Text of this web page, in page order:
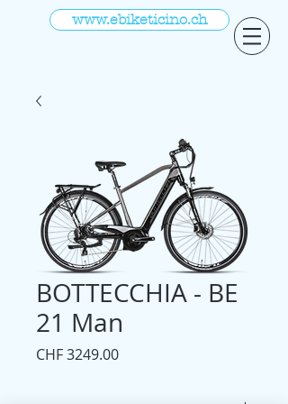
www.ebiketicino.ch
BOTTECCHIA - BE
21 Man
CHF 3249.00Prezzo